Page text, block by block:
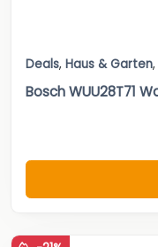
Deals, Haus & Garten,
Bosch WUU28T71